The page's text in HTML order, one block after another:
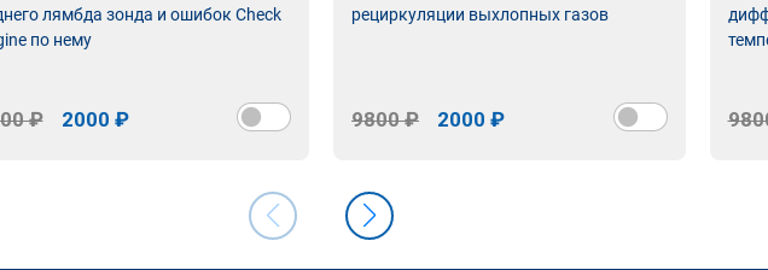
лямбда зонда и ошибок Check
по нему
₽ 2000 ₽
рециркуляции выхлопных газов
9800 ₽ 2000 ₽